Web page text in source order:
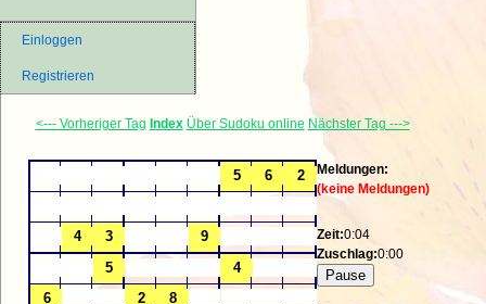
Einloggen
Registrieren
<--- Vorheriger Tag Index Über Sudoku online Nächster Tag --->
Meldungen:
(keine Meldungen)
Zeit:0:04
Zuschlag:0:00